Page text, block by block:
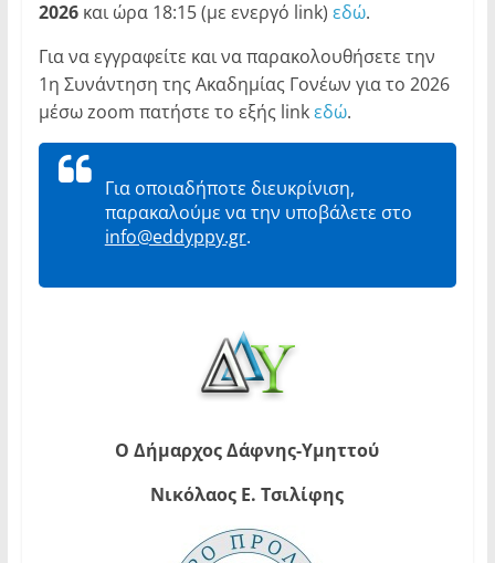
2026και ώρα 18:15 (με ενεργό link) εδώ.
Για να εγγραφείτε και να παρακολουθήσετε την
1η Συνάντηση της Ακαδημίας Γονέων για το 2026
μέσω zoom πατήστε το εξής linkεδώ.
Για οποιαδήποτε διευκρίνιση,
παρακαλούμε να την υποβάλετε στο
info@eddyppy.gr.
Ο Δήμαρχος Δάφνης-Υμηττού
Νικόλαος Ε. Τσιλίφης